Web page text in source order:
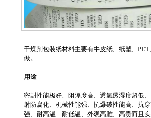
干燥剂包装纸材料主要有牛皮纸、纸塑、PET
做。
用途
密封性能极好、阻隔度高、透氧透湿度超低
射防腐化、机械性能强、抗爆破性能高、抗
强、耐高温、耐低温、外观高雅、高贵而且